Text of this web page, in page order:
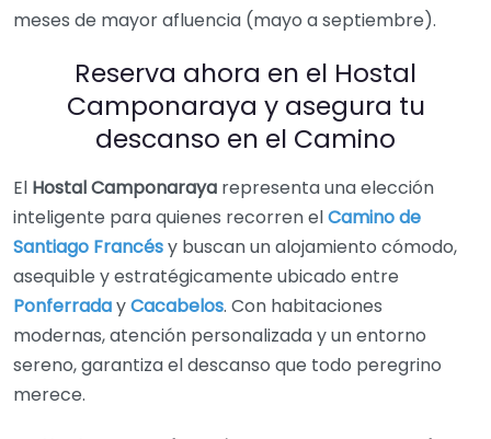
meses de mayor afluencia (mayo a septiembre).
Reserva ahora en el Hostal
Camponaraya y asegura tu
descanso en el Camino
El Hostal Camponaraya representa una elección
inteligente para quienes recorren elCamino de
Santiago Francésy buscan un alojamiento cómodo,
asequible y estratégicamente ubicado entre
PonferradayCacabelos. Con habitaciones
modernas, atención personalizada y un entorno
sereno, garantiza el descanso que todo peregrino
merece.